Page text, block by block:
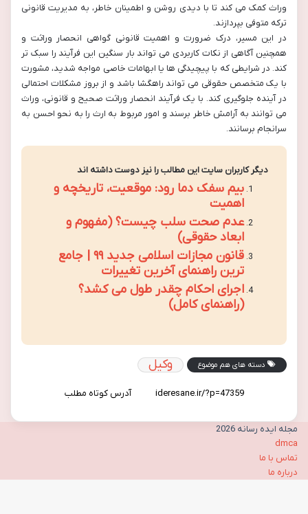
وراث کمک می کند تا با دیدی روشن و اطمینان خاطر، به مدیریت قانونی
ترکه متوفی بپردازند.
در این مسیر، درک ضرورت و اهمیت قانونی گواهی انحصار وراثت و
همچنین آگاهی از نکات کاربردی می تواند بار سنگین این فرآیند را سبک تر
کند. در شرایطی که با پیچیدگی ها یا ابهامات خاصی مواجه شدید، مشورت
با یک متخصص حقوقی می تواند راهگشا باشد و از بروز مشکلات احتمالی
در آینده جلوگیری کند. با یک فرآیند انحصار وراثت صحیح و قانونی، وراث
می توانند به آرامش خاطر برسند و امور مربوط به ارث را به نحو احسن به
سرانجام برسانند.
دیگر کاربران سایت این مطالب را نیز دوست داشته اند
بیم سفک دما رود: موقعیت، تاریخچه و
اهمیت
عدم صحت سلب چیست؟ (مفهوم و
ابعاد حقوقی)
قانون مجازات اسلامی جدید ۹۹ | جامع
ترین راهنمای آخرین تغییرات
اجرای احکام چقدر طول می کشد؟
(راهنمای کامل)
دسته های هم موضوع وکیل
آدرس کوتاه مطلب
مجله ایده رسانه 2026
dmca
تماس با ما
درباره ما